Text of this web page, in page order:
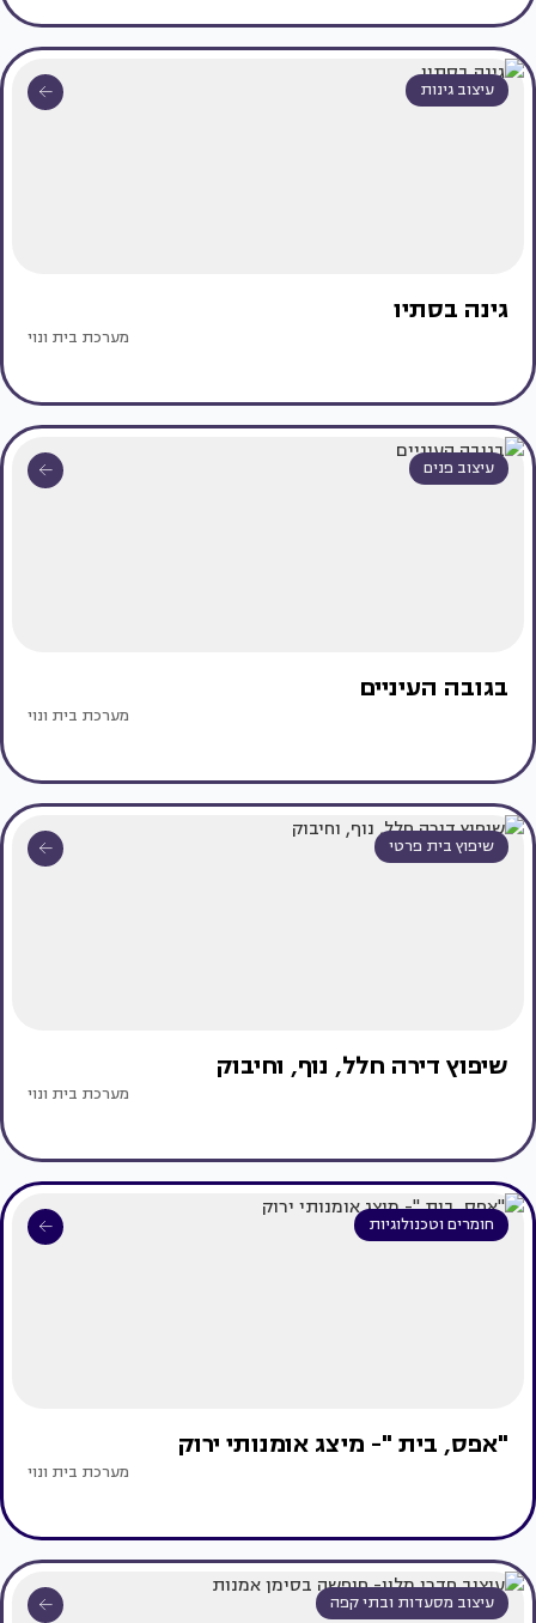
עיצוב גינות
גינה בסתיו
מערכת בית ונוי
עיצוב פנים
בגובה העיניים
מערכת בית ונוי
שיפוץ בית פרטי
שיפוץ דירה חלל, נוף, וחיבוק
מערכת בית ונוי
חומרים וטכנולוגיות
"אפס, בית "- מיצג אומנותי ירוק
מערכת בית ונוי
עיצוב מסעדות ובתי קפה